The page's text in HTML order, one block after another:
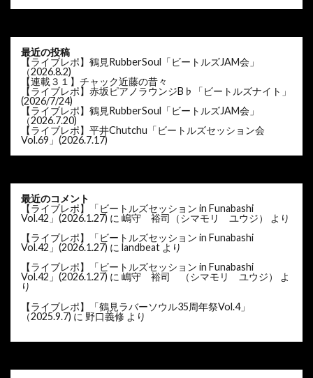
最近の投稿
【ライブレポ】鶴見RubberSoul「ビートルズJAM会」
（2026.8.2)
【連載３１】チャック近藤の昔々
【ライブレポ】赤坂ピアノラウンジB♭「ビートルズナイト」
(2026/7/24)
【ライブレポ】鶴見RubberSoul「ビートルズJAM会」
（2026.7.20)
【ライブレポ】平井Chutchu「ビートルズセッション会
Vol.69」(2026.7.17)
最近のコメント
【ライブレポ】「ビートルズセッション in Funabashi
Vol.42」(2026.1.27) に 嶋守 裕司（シマモリ ユウジ）
より
【ライブレポ】「ビートルズセッション in Funabashi
Vol.42」(2026.1.27) に landbeat より
【ライブレポ】「ビートルズセッション in Funabashi
Vol.42」(2026.1.27) に 嶋守 裕司 （シマモリ ユウジ）
よ
り
【ライブレポ】「鶴見ラバーソウル35周年祭Vol.4」
（2025.9.7) に 野口義修 より